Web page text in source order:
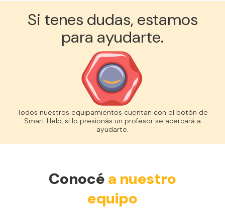
Si tenes dudas, estamos
para ayudarte.
Todos nuestros equipamientos cuentan con el botón de
Smart Help, si lo presionás un profesor se acercará a
ayudarte.
Conocé a nuestro
equipo